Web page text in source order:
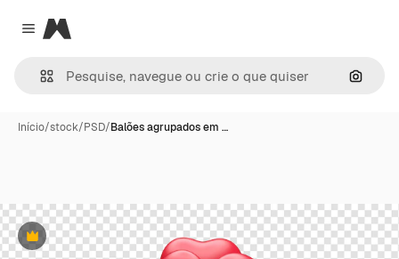
Close menu
Magnific
Início/stock/PSD/Balões agrupados em …
Premium